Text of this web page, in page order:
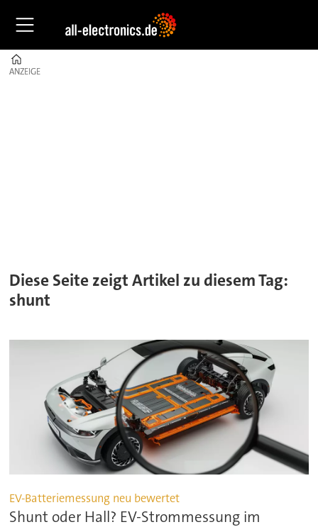
ANZEIGE
ANZEIGE
Diese Seite zeigt Artikel zu diesem Tag:
shunt
EV-Batteriemessung neu bewertet
Shunt oder Hall? EV-Strommessung im